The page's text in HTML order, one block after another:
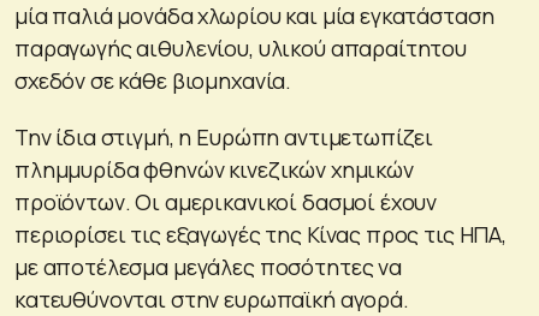
μία παλιά μονάδα χλωρίου και μία εγκατάσταση
παραγωγής αιθυλενίου, υλικού απαραίτητου
σχεδόν σε κάθε βιομηχανία.
Την ίδια στιγμή, η Ευρώπη αντιμετωπίζει
πλημμυρίδα φθηνών κινεζικών χημικών
προϊόντων. Οι αμερικανικοί δασμοί έχουν
περιορίσει τις εξαγωγές της Κίνας προς τις ΗΠΑ,
με αποτέλεσμα μεγάλες ποσότητες να
κατευθύνονται στην ευρωπαϊκή αγορά.